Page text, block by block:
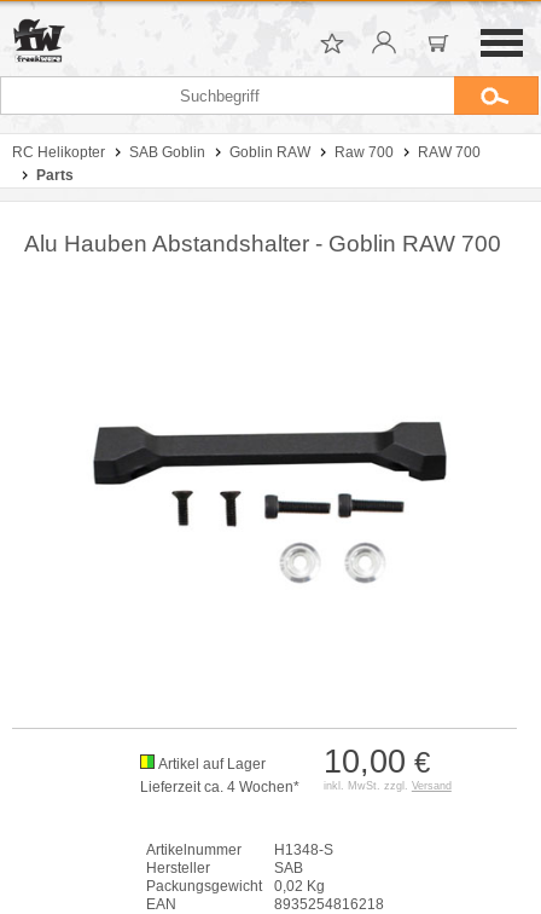
RC Helikopter SAB Goblin Goblin RAW Raw 700
RAW 700
Parts
Alu Hauben Abstandshalter - Goblin RAW 700
10,00 €
inkl. MwSt. zzgl. Versand
Artikel auf Lager
Lieferzeit ca. 4 Wochen*
Artikelnummer
H1348-S
Hersteller
SAB
Packungsgewicht
0,02 Kg
EAN
8935254816218